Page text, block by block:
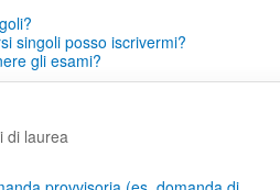
singoli posso iscrivermi?
gli esami?
di laurea